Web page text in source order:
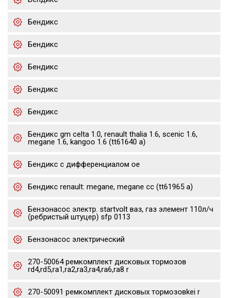
Бендикс
Бендикс
Бендикс
Бендикс
Бендикс
Бендикс gm celta 1.0, renault thalia 1.6, scenic 1.6,
megane 1.6, kangoo 1.6 (tt61640 a)
Бендикс с дифференциалом oe
Бендикс renault: megane, megane cc (tt61965 a)
Бензонасос электр. startvolt ваз, газ элемент 110л/ч
(ребристый штуцер) sfp 0113
Бензонасос электрический
270-50064 ремкомплект дисковых тормозов
rd4,rd5,ra1,ra2,ra3,ra4,ra6,ra8 r
270-50091 ремкомплект дисковых тормозовkei r